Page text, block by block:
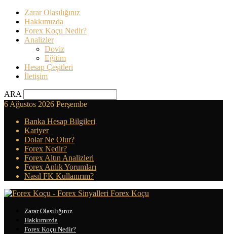
Zarar Olasılığınız
Hakkımızda
Forex Koçu Nedir?
Analizler
Doviz
Eğitim
Hesap Çeşitleri
İletişim
ARA
6 Ağustos 2026 Perşembe
Banka Hesap Bilgileri
Kariyer
Dolar Ne Olur?
Forex Nedir?
Forex Altın Analizleri
Forex Anlık Yorumları
Nasıl FK Kullanırım?
Forex Koçu
Zarar Olasılığınız
Hakkımızda
Forex Koçu Nedir?